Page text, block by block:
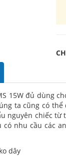
15W đủ dùng
ta cũng có
chiếc
nhu cầu các